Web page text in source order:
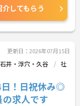
介してもらう
更新日：2026年07月15日
井・浮穴・久谷
社
日！日祝休み◎
求人です